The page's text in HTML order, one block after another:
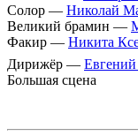
Солор — Николай
Великий брамин —
Факир — Никита
Дирижёр —
Большая сцена